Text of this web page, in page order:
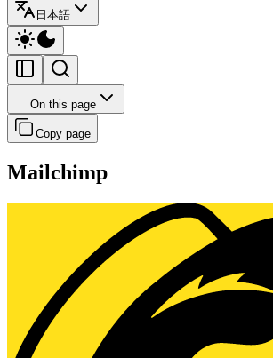
日本語
On this page
Copy page
Mailchimp